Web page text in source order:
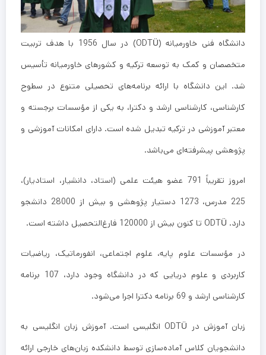
دانشگاه فنی خاورمیانه (ODTÜ) در سال 1956 با هدف تربیت
متخصصان و کمک به توسعه ترکیه و کشورهای خاورمیانه تأسیس
شد. این دانشگاه با ارائه برنامه‌های تحصیلی متنوع در سطوح
کارشناسی، کارشناسی ارشد و دکترا، به یکی از مؤسسات برجسته و
معتبر آموزشی در ترکیه تبدیل شده است. دارای امکانات آموزشی و
پژوهشی پیشرفته‌ای می‌باشد.
امروز تقریباً 791 عضو هیئت علمی (استاد، دانشیار، استادیار)،
225 مدرس، 1273 دستیار پژوهشی و بیش از 28000 دانشجو
دارد. ODTÜ تا کنون بیش از 120000 فارغ‌التحصیل داشته است.
در مؤسسات علوم پایه، علوم اجتماعی، انفورماتیک، ریاضیات
کاربردی و علوم دریایی که در دانشگاه وجود دارد، 107 برنامه
کارشناسی ارشد و 69 برنامه دکترا اجرا می‌شود.
زبان آموزش در ODTÜ انگلیسی است. آموزش زبان انگلیسی به
دانشجویان کلاس آماده‌سازی توسط دانشکده زبان‌های خارجی ارائه